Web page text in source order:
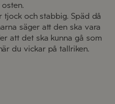
tjock och stabbig. Späd då
säger att den ska vara
att det ska kunna gå som
du vickar på tallriken.